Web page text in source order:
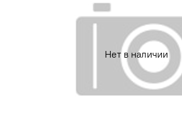
Нет в наличии